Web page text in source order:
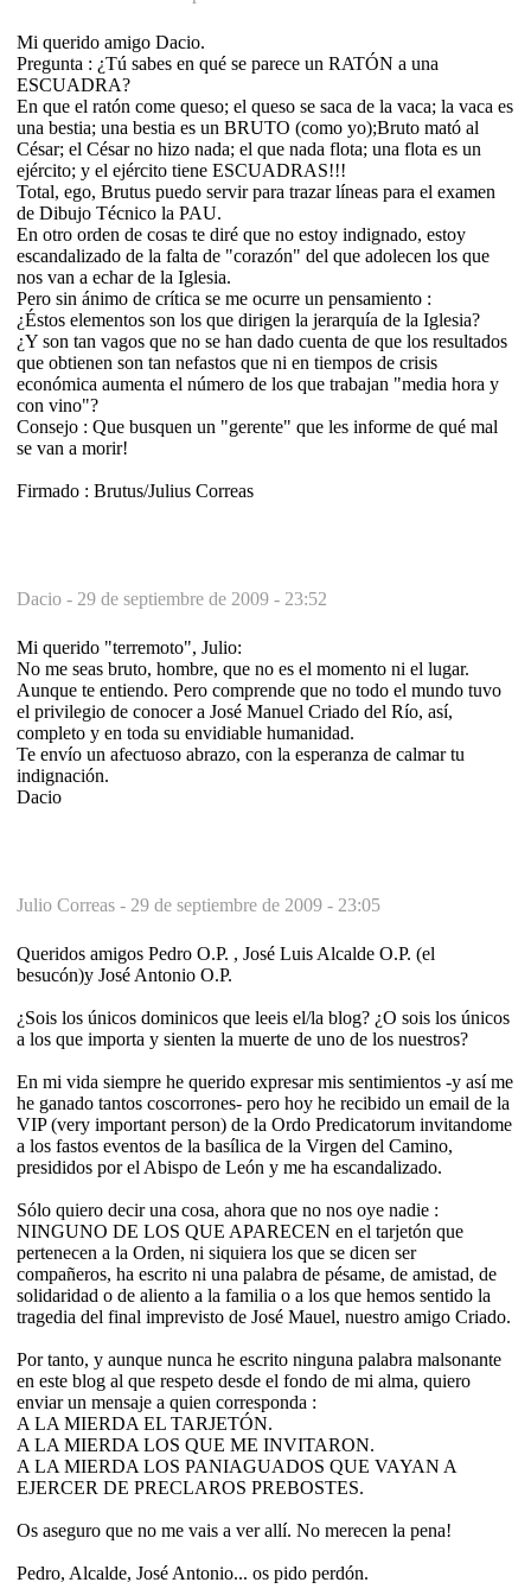
Mi querido amigo Dacio.
Pregunta : ¿Tú sabes en qué se parece un RATÓN a una
ESCUADRA?
En que el ratón come queso; el queso se saca de la vaca; la vaca es
una bestia; una bestia es un BRUTO (como yo);Bruto mató al
César; el César no hizo nada; el que nada flota; una flota es un
ejército; y el ejército tiene ESCUADRAS!!!
Total, ego, Brutus puedo servir para trazar líneas para el examen
de Dibujo Técnico la PAU.
En otro orden de cosas te diré que no estoy indignado, estoy
escandalizado de la falta de "corazón" del que adolecen los que
nos van a echar de la Iglesia.
Pero sin ánimo de crítica se me ocurre un pensamiento :
¿Éstos elementos son los que dirigen la jerarquía de la Iglesia?
¿Y son tan vagos que no se han dado cuenta de que los resultados
que obtienen son tan nefastos que ni en tiempos de crisis
económica aumenta el número de los que trabajan "media hora y
con vino"?
Consejo : Que busquen un "gerente" que les informe de qué mal
se van a morir!
Firmado : Brutus/Julius Correas
Dacio - 29 de septiembre de 2009 - 23:52
Mi querido "terremoto", Julio:
No me seas bruto, hombre, que no es el momento ni el lugar.
Aunque te entiendo. Pero comprende que no todo el mundo tuvo
el privilegio de conocer a José Manuel Criado del Río, así,
completo y en toda su envidiable humanidad.
Te envío un afectuoso abrazo, con la esperanza de calmar tu
indignación.
Dacio
Julio Correas - 29 de septiembre de 2009 - 23:05
Queridos amigos Pedro O.P. , José Luis Alcalde O.P. (el
besucón)y José Antonio O.P.
¿Sois los únicos dominicos que leeis el/la blog? ¿O sois los únicos
a los que importa y sienten la muerte de uno de los nuestros?
En mi vida siempre he querido expresar mis sentimientos -y así me
he ganado tantos coscorrones- pero hoy he recibido un email de la
VIP (very important person) de la Ordo Predicatorum invitandome
a los fastos eventos de la basílica de la Virgen del Camino,
presididos por el Abispo de León y me ha escandalizado.
Sólo quiero decir una cosa, ahora que no nos oye nadie :
NINGUNO DE LOS QUE APARECEN en el tarjetón que
pertenecen a la Orden, ni siquiera los que se dicen ser
compañeros, ha escrito ni una palabra de pésame, de amistad, de
solidaridad o de aliento a la familia o a los que hemos sentido la
tragedia del final imprevisto de José Mauel, nuestro amigo Criado.
Por tanto, y aunque nunca he escrito ninguna palabra malsonante
en este blog al que respeto desde el fondo de mi alma, quiero
enviar un mensaje a quien corresponda :
A LA MIERDA EL TARJETÓN.
A LA MIERDA LOS QUE ME INVITARON.
A LA MIERDA LOS PANIAGUADOS QUE VAYAN A
EJERCER DE PRECLAROS PREBOSTES.
Os aseguro que no me vais a ver allí. No merecen la pena!
Pedro, Alcalde, José Antonio... os pido perdón.